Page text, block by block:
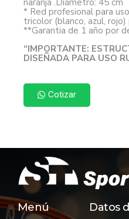
naranja .Diámetro: 45 cm
* Red profesional para
tricolor (blanco, azul, rojo)
**Garantia de 1 año por
“IMPORTANTE:
DISEÑADA PARA USO
Cotizar
Menú Datos